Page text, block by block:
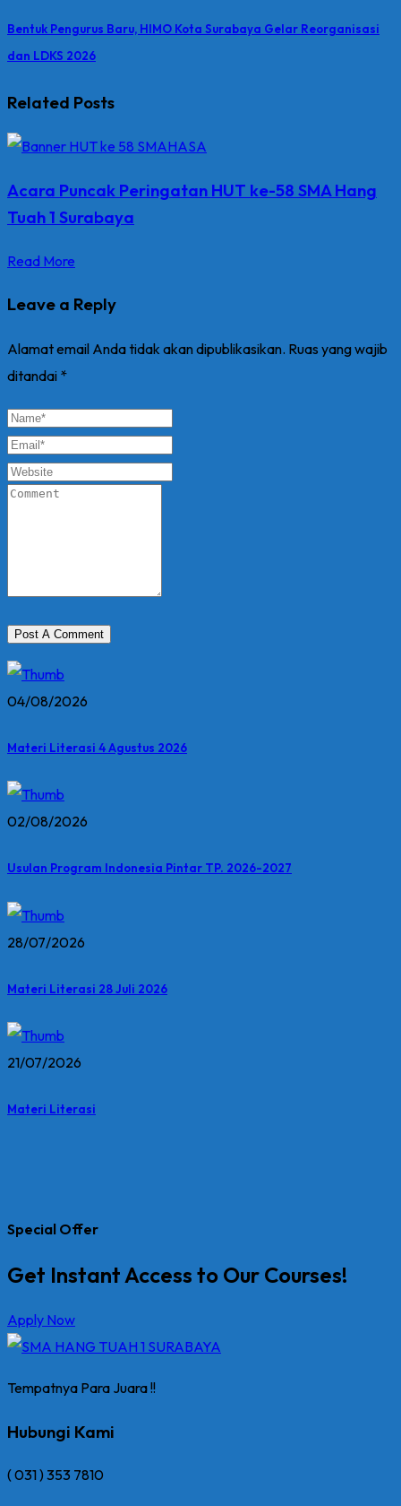
Bentuk Pengurus Baru, HIMO Kota Surabaya Gelar Reorganisasi
dan LDKS 2026
Related Posts
Acara Puncak Peringatan HUT ke-58 SMA Hang
Tuah 1 Surabaya
Read More
Leave a Reply
Alamat email Anda tidak akan dipublikasikan. Ruas yang wajib
ditandai *
04/08/2026
Materi Literasi 4 Agustus 2026
02/08/2026
Usulan Program Indonesia Pintar TP. 2026-2027
28/07/2026
Materi Literasi 28 Juli 2026
21/07/2026
Materi Literasi
Special Offer
Get Instant Access to Our Courses!
Apply Now
Tempatnya Para Juara !!
Hubungi Kami
( 031 ) 353 7810